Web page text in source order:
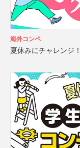
海外コンペ
夏休みにチャレンジ